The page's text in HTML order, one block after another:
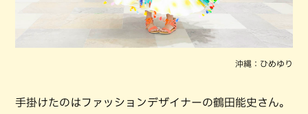
沖縄：ひめゆり
手掛けたのはファッションデザイナーの鶴田能史さん。